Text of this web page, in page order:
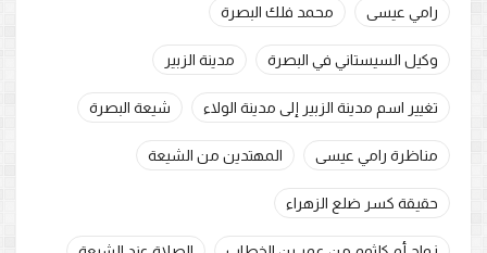
رامي عيسى محمد فلك البصرة
وكيل السيستاني في البصرة مدينة الزبير
تغيير اسم مدينة الزبير إلى مدينة الولاء شيعة البصرة
مناظرة رامي عيسى المهتدين من الشيعة
حقيقة كسر ضلع الزهراء